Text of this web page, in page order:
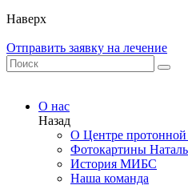
Наверх
Отправить заявку на лечение
О нас
Назад
О Центре протонной
Фотокартины
История МИБС
Наша команда